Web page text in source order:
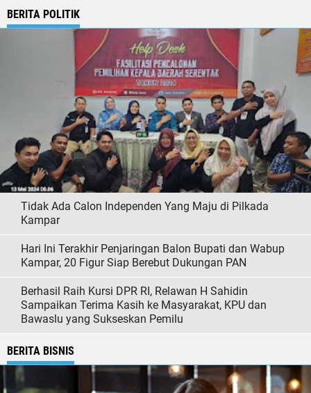
BERITA POLITIK
Tidak Ada Calon Independen Yang Maju di Pilkada
Kampar
Hari Ini Terakhir Penjaringan Balon Bupati dan Wabup
Kampar, 20 Figur Siap Berebut Dukungan PAN
Berhasil Raih Kursi DPR RI, Relawan H Sahidin
Sampaikan Terima Kasih ke Masyarakat, KPU dan
Bawaslu yang Sukseskan Pemilu
BERITA BISNIS